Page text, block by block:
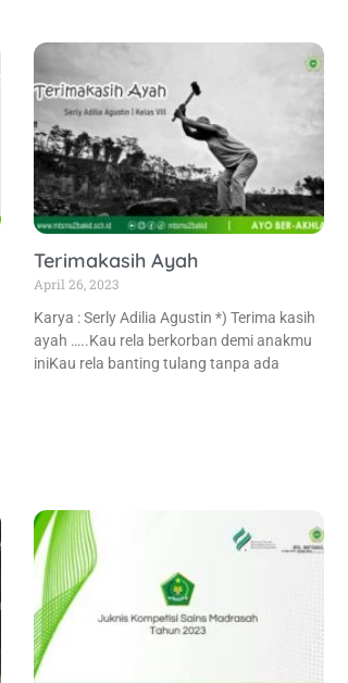
Terimakasih Ayah
April 26, 2023
Karya : Serly Adilia Agustin *) Terima kasih
ayah …..Kau rela berkorban demi anakmu
iniKau rela banting tulang tanpa ada